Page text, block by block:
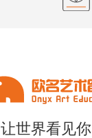
让世界看见你